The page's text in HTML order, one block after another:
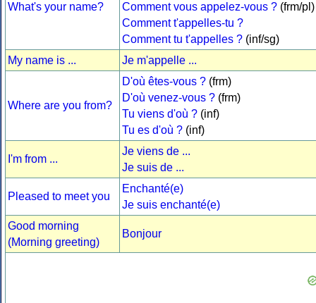
What's your name?
Comment vous appelez-vous ? (frm/pl)
Comment t'appelles-tu ?
Comment tu t'appelles ? (inf/sg)
My name is ...
Je m'appelle ...
Where are you from?
D'où êtes-vous ? (frm)
D'où venez-vous ? (frm)
Tu viens d'où ? (inf)
Tu es d'où ? (inf)
I'm from ...
Je viens de ...
Je suis de ...
Pleased to meet you
Enchanté(e)
Je suis enchanté(e)
Good morning
(Morning greeting)
Bonjour